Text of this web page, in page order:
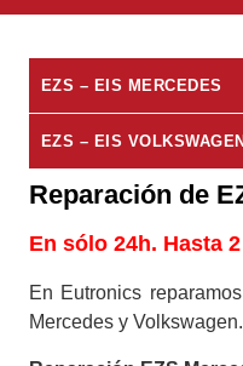
EZS – EIS MERCEDES
EZS – EIS VOLKSWAGEN
Reparación de
En sólo 24h. Hasta
En Eutronics
Mercedes y Volkswagen.